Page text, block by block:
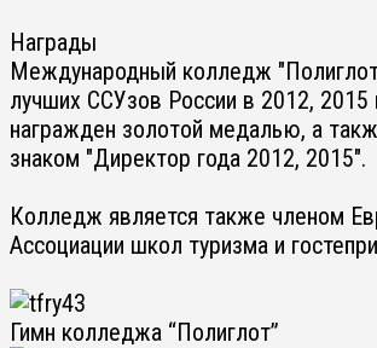
Награды
Международный колледж
лучших ССУзов России в 2012, 2015
награжден золотой медалью, а
знаком "Директор года 2012, 2015".
Колледж является также членом
Ассоциации школ туризма и
Гимн колледжа “Полиглот”